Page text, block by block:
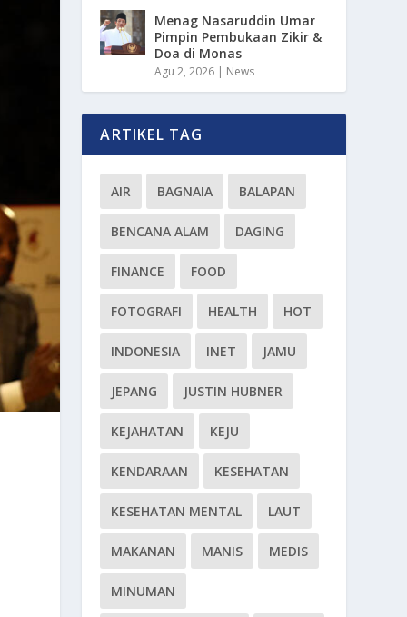
Menag Nasaruddin Umar
Pimpin Pembukaan Zikir &
Doa di Monas
Agu 2, 2026 | News
ARTIKEL TAG
AIR BAGNAIA BALAPAN
BENCANA ALAM DAGING
FINANCE FOOD
FOTOGRAFI HEALTH HOT
INDONESIA INET JAMU
JEPANG JUSTIN HUBNER
KEJAHATAN KEJU
KENDARAAN KESEHATAN
KESEHATAN MENTAL LAUT
MAKANAN MANIS MEDIS
MINUMAN